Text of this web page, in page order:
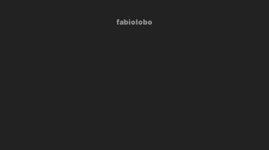
fabiolobo